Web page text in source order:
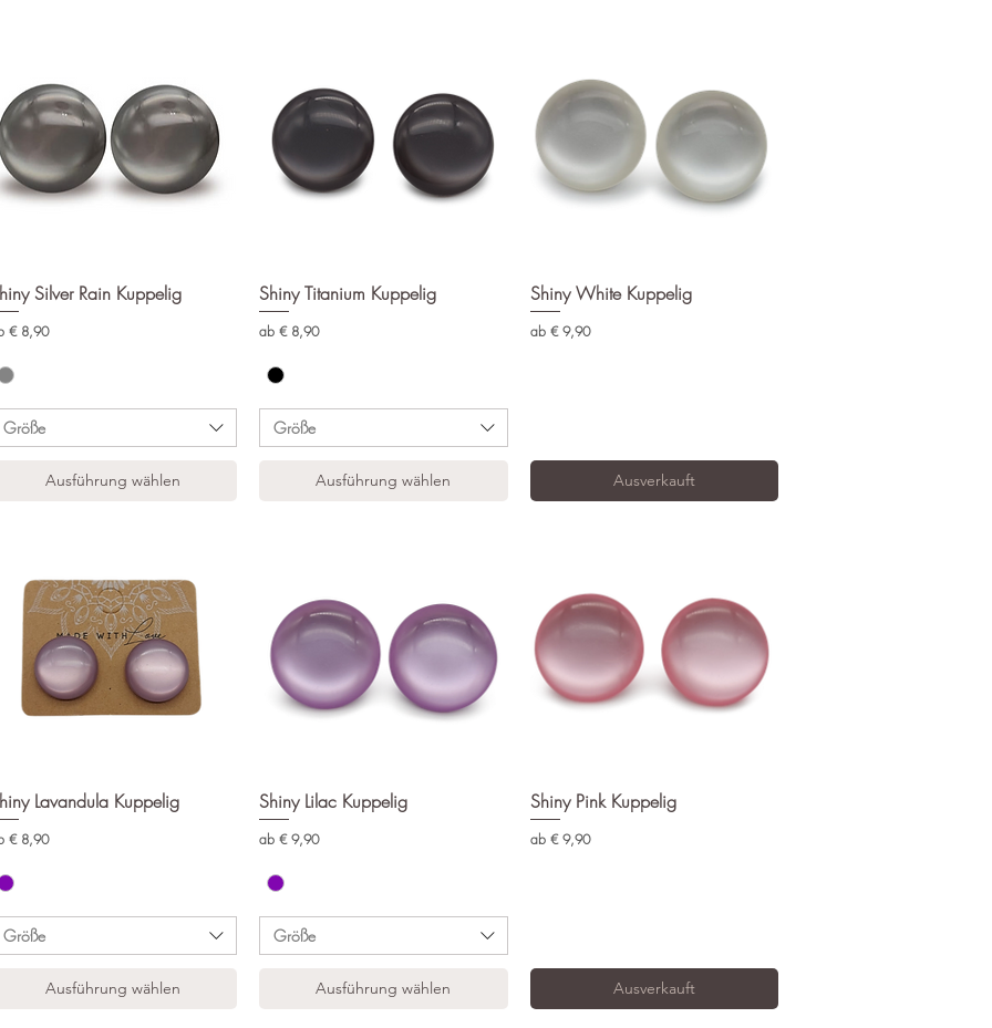
Schnellansicht
Silver Rain Kuppelig
€ 8,90
Preis
Größe
Ausführung wählen
Schnellansicht
Shiny Titanium Kuppelig
ab € 8,90
Sale-Preis
Größe
Ausführung wählen
Schnellansicht
Shiny White Kuppelig
ab € 9,90
Sale-Preis
Ausverkauft
Schnellansicht
Lavandula Kuppelig
€ 8,90
Preis
Größe
Ausführung wählen
Schnellansicht
Shiny Lilac Kuppelig
ab € 9,90
Sale-Preis
Größe
Ausführung wählen
Schnellansicht
Shiny Pink Kuppelig
ab € 9,90
Sale-Preis
Ausverkauft